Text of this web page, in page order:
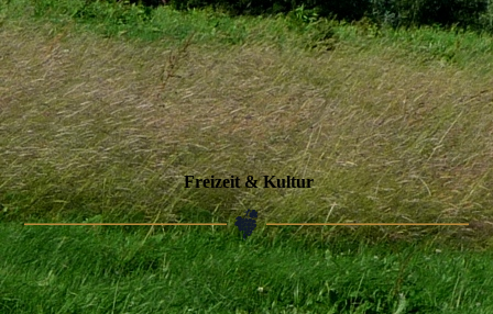
Freizeit & Kultur